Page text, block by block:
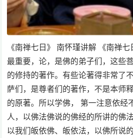
《南禅七日》 南怀瑾讲解 《南禅
最重要，论，是佛的弟子们，这些
的修持的著作。有些论著得非常了
萨们，是尊者们的著作，不是本师
的原著。所以学佛， 第一注意依经
人，以佛法佛说的佛经的所讲的佛
以我们皈依佛、皈依法，以佛所说